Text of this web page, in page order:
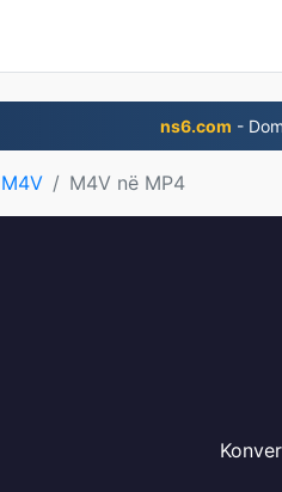
ns6.com -
M4V M4V në MP4